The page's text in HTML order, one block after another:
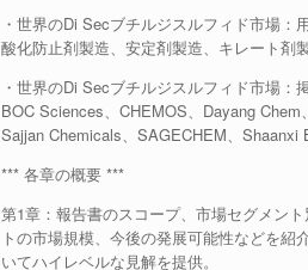
・世界のDi Secブチルジスルフィド市場：
酸化防止剤製造、安定剤製造、キレート剤
・世界のDi Secブチルジスルフィド市場：
BOC Sciences、CHEMOS、Dayang
Sajjan Chemicals、SAGECHEM、Shaanxi
*** 各章の概要 ***
第1章：報告書のスコープ、市場セグメン
トの市場規模、今後の発展可能性などを
いてハイレベルな見解を提供。